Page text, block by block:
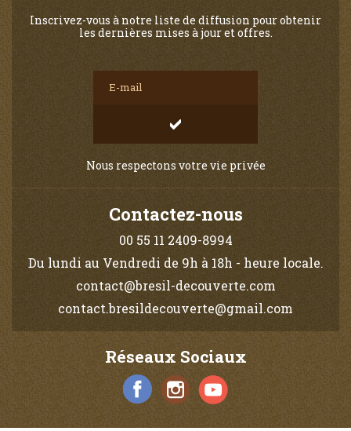
Inscrivez-vous à notre liste de diffusion pour obtenir
les dernières mises à jour et offres.
Nous respectons votre vie privée
Contactez-nous
00 55 11 2409-8994
Du lundi au Vendredi de 9h à 18h - heure locale.
contact@bresil-decouverte.com
contact.bresildecouverte@gmail.com
Réseaux Sociaux